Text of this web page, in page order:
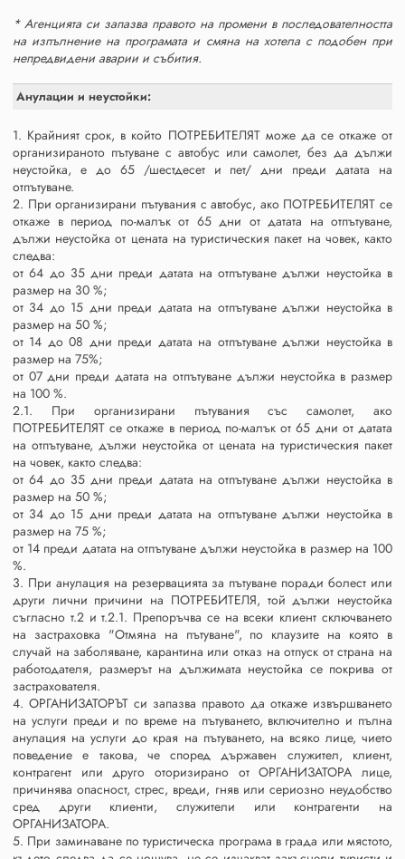
* Агенцията си запазва правото на промени в последователността
на изпълнение на програмата и смяна на хотела с подобен при
непредвидени аварии и събития.
Анулации и неустойки:
1. Крайният срок, в който ПОТРЕБИТЕЛЯТ може да се откаже от
организираното пътуване с автобус или самолет, без да дължи
неустойка, е до 65 /шестдесет и пет/ дни преди датата на
отпътуване.
2. При организирани пътувания с автобус, ако ПОТРЕБИТЕЛЯТ се
откаже в период по-малък от 65 дни от датата на отпътуване,
дължи неустойка от цената на туристическия пакет на човек, както
следва:
от 64 до 35 дни преди датата на отпътуване дължи неустойка в
размер на 30 %;
от 34 до 15 дни преди датата на отпътуване дължи неустойка в
размер на 50 %;
от 14 до 08 дни преди датата на отпътуване дължи неустойка в
размер на 75%;
от 07 дни преди датата на отпътуване дължи неустойка в размер
на 100 %.
2.1. При организирани пътувания със самолет, ако
ПОТРЕБИТЕЛЯТ се откаже в период по-малък от 65 дни от датата
на отпътуване, дължи неустойка от цената на туристическия пакет
на човек, както следва:
от 64 до 35 дни преди датата на отпътуване дължи неустойка в
размер на 50 %;
от 34 до 15 дни преди датата на отпътуване дължи неустойка в
размер на 75 %;
от 14 преди датата на отпътуване дължи неустойка в размер на 100
%.
3. При анулация на резервацията за пътуване поради болест или
други лични причини на ПОТРЕБИТЕЛЯ, той дължи неустойка
съгласно т.2 и т.2.1. Препоръчва се на всеки клиент сключването
на застраховка "Отмяна на пътуване", по клаузите на която в
случай на заболяване, карантина или отказ на отпуск от страна на
работодателя, размерът на дължимата неустойка се покрива от
застрахователя.
4. ОРГАНИЗАТОРЪТ си запазва правото да откаже извършването
на услуги преди и по време на пътуването, включително и пълна
анулация на услуги до края на пътуването, на всяко лице, чието
поведение е такова, че според държавен служител, клиент,
контрагент или друго оторизирано от ОРГАНИЗАТОРА лице,
причинява опасност, стрес, вреди, гняв или сериозно неудобство
сред други клиенти, служители или контрагенти на
ОРГАНИЗАТОРА.
5. При заминаване по туристическа програма в града или мястото,